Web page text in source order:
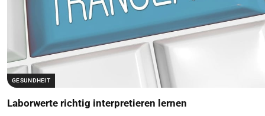
GESUNDHEIT
Laborwerte richtig interpretieren lernen